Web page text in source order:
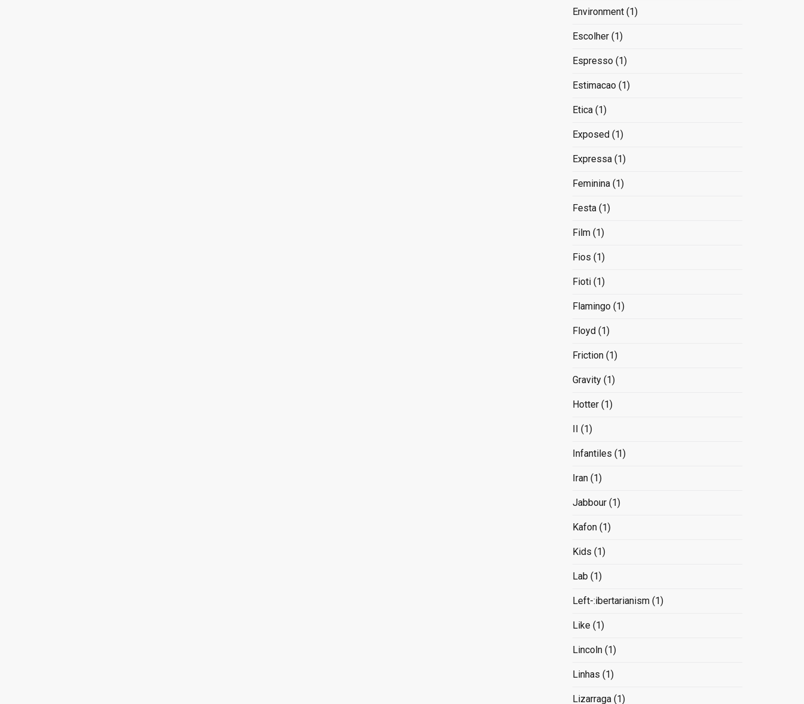
Environment(1)
Escolher(1)
Espresso(1)
Estimacao(1)
Etica(1)
Exposed(1)
Expressa(1)
Feminina(1)
Festa(1)
Film(1)
Fios (1)
Fioti(1)
Flamingo(1)
Floyd(1)
Friction(1)
Gravity(1)
Hotter(1)
II (1)
Infantiles (1)
Iran(1)
Jabbour(1)
Kafon(1)
Kids (1)
Lab (1)
Left-:ibertarianism(1)
Like(1)
Lincoln(1)
Linhas (1)
Lizarraga(1)